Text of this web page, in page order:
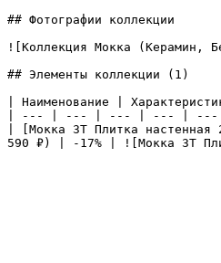
## Фотографии коллекции
![Коллекция Мокка
## Элементы коллекции (1)
| Наименование |
| --- | --- | --- | --- | ---
| [Мокка 3Т Плитка
590 ₽) | -17% | ![Мокка 3Т